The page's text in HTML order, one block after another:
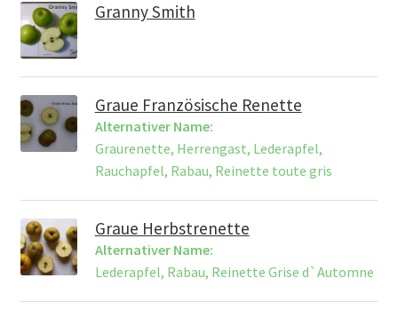
Granny Smith
Graue Französische Renette
Alternativer Name:
Graurenette, Herrengast, Lederapfel,
Rauchapfel, Rabau, Reinette toute gris
Graue Herbstrenette
Alternativer Name:
Lederapfel, Rabau, Reinette Grise d`Automne